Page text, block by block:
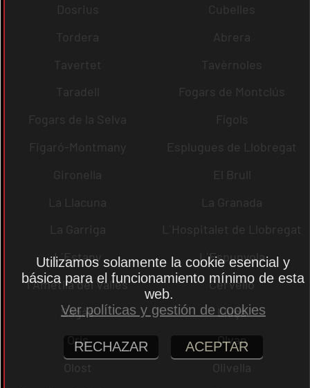
Dosrius
Cubelles
Tordera
Abrera
Tavertet
Tavèrnoles
Taradell
Fogars de Montclús
Fogars de la Selva
Fígols
Figaró-Montmany
Esplugues de Llobregat
Gironella
El Brull
La Llacuna
La Granada
La Garriga
L´Hospitalet de Llobregat
L´Estany
L´Espunyola
l´Ametlla del Vallès
Cervelló
Sagàs
Lluçà
Orís
Olvan
Olost
Olivella
Utilizamos solamente la cookie esencial y
básica para el funcionamiento mínimo de esta
web.
Ver políticas y gestión de cookies
RECHAZAR ACEPTAR